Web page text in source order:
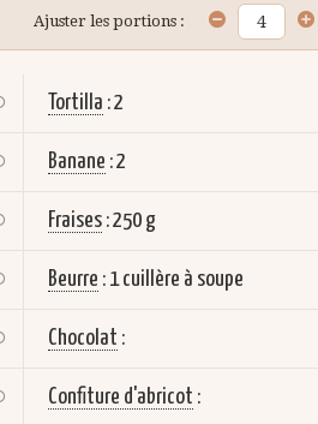
Ajuster les portions :
Tortilla :2
Banane :2
Fraises :250 g
Beurre : 1 cuillère à soupe
Chocolat :
Confiture d'abricot :